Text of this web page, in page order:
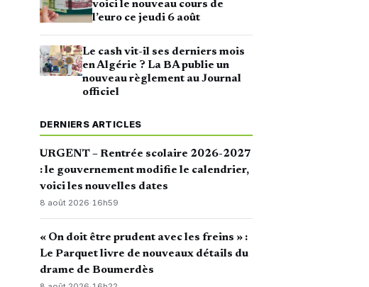
voici le nouveau cours de
l’euro ce jeudi 6 août
Le cash vit-il ses derniers mois
en Algérie ? La BA publie un
nouveau règlement au Journal
officiel
DERNIERS ARTICLES
URGENT – Rentrée scolaire 2026-2027
: le gouvernement modifie le calendrier,
voici les nouvelles dates
8 août 2026·16h59
« On doit être prudent avec les freins » :
Le Parquet livre de nouveaux détails du
drame de Boumerdès